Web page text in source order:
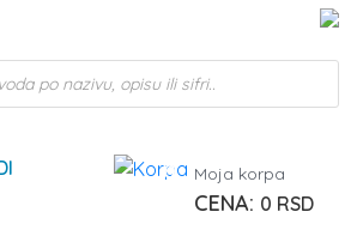
0 Moja korpa
0 RSD